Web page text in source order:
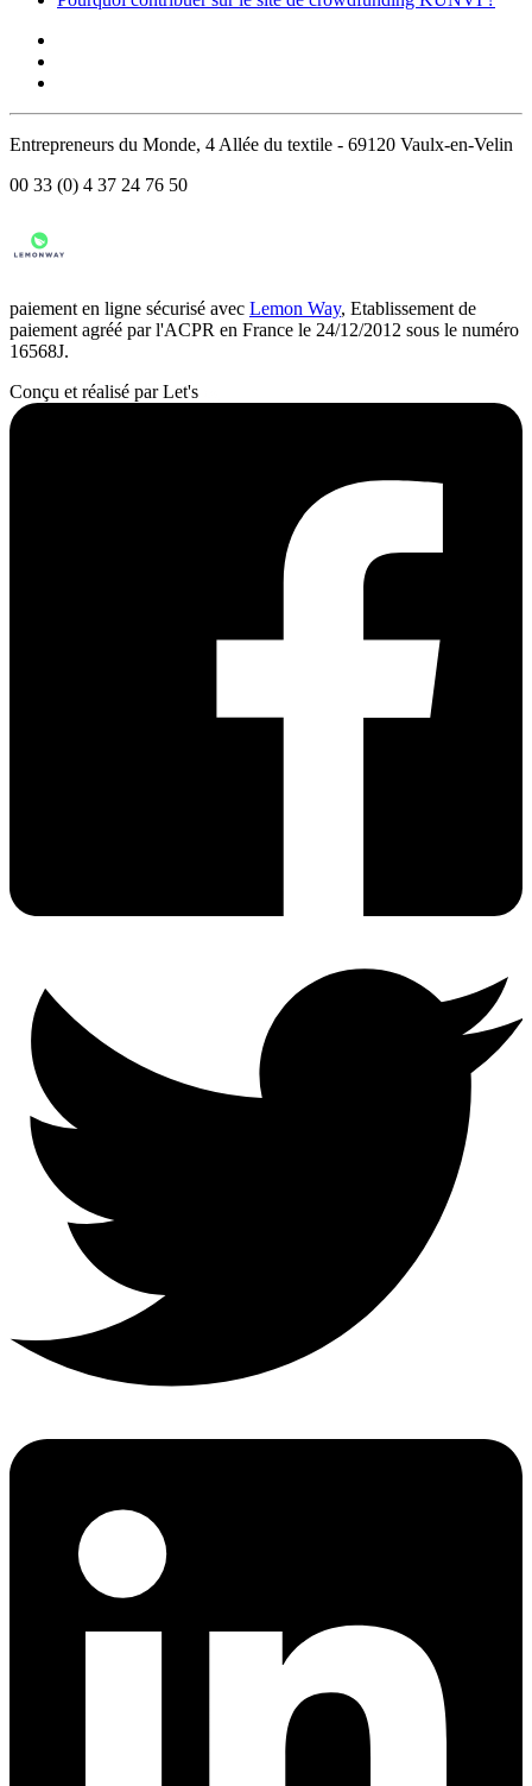
Entrepreneurs du Monde, 4 Allée du textile - 69120 Vaulx-en-Velin
00 33 (0) 4 37 24 76 50
paiement en ligne sécurisé avec Lemon Way, Etablissement de
paiement agréé par l'ACPR en France le 24/12/2012 sous le numéro
16568J.
Conçu et réalisé par Let's